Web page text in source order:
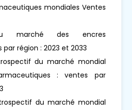
mondiales Ventes
marché des encres
région : 2023 et 2033
du marché mondial
: ventes par
du marché mondial